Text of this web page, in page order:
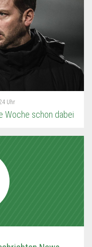
Uhr
Woche schon dabei